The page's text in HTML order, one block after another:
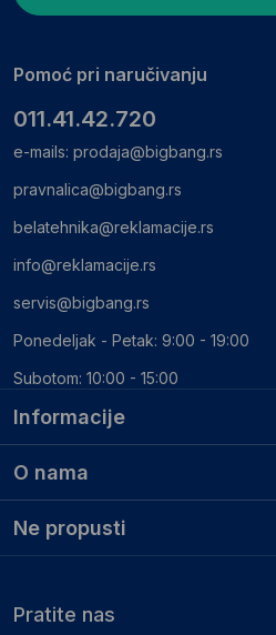
Informacije
O nama
Ne propusti
Pomoć pri naručivanju
011.41.42.720
e-mails: prodaja@bigbang.rs
pravnalica@bigbang.rs
belatehnika@reklamacije.rs
info@reklamacije.rs
servis@bigbang.rs
Ponedeljak - Petak: 9:00 - 19:00
Subotom: 10:00 - 15:00
Pratite nas